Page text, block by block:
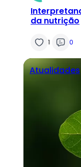
da nutrição
1 0
Atualidades